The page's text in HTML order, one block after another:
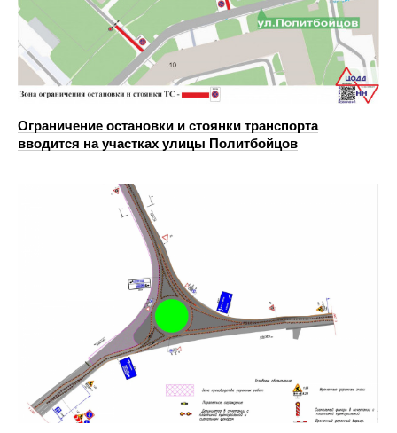
Ограничение остановки и стоянки транспорта
вводится на участках улицы Политбойцов